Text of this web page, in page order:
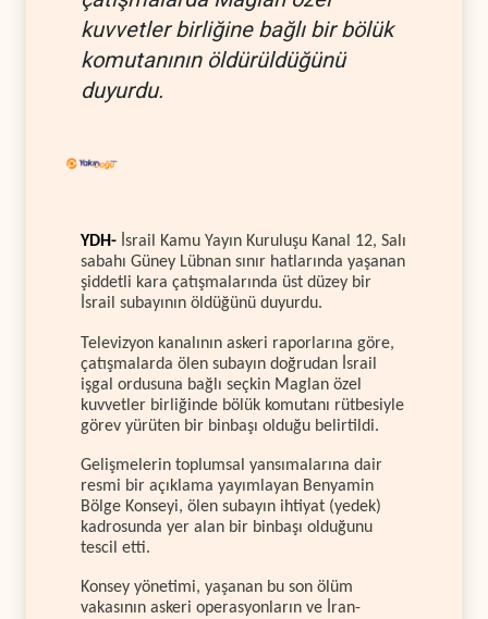
kuvvetler birliğine bağlı bir bölük
komutanının öldürüldüğünü
duyurdu.
YDH- İsrail Kamu Yayın Kuruluşu Kanal 12, Salı
sabahı Güney Lübnan sınır hatlarında yaşanan
şiddetli kara çatışmalarında üst düzey bir
İsrail subayının öldüğünü duyurdu.
Televizyon kanalının askeri raporlarına göre,
çatışmalarda ölen subayın doğrudan İsrail
işgal ordusuna bağlı seçkin Maglan özel
kuvvetler birliğinde bölük komutanı rütbesiyle
görev yürüten bir binbaşı olduğu belirtildi.
Gelişmelerin toplumsal yansımalarına dair
resmi bir açıklama yayımlayan Benyamin
Bölge Konseyi, ölen subayın ihtiyat (yedek)
kadrosunda yer alan bir binbaşı olduğunu
tescil etti.
Konsey yönetimi, yaşanan bu son ölüm
vakasının askeri operasyonların ve İran-